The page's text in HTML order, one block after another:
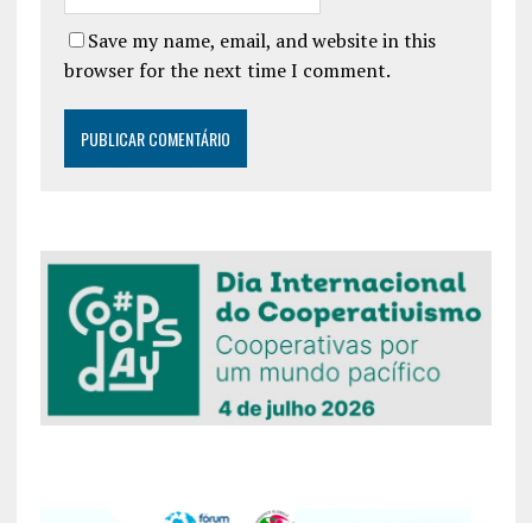
Save my name, email, and website in this
browser for the next time I comment.